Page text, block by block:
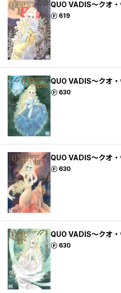
QUO VADIS～クオ
619
ポイント
QUO VADIS～クオ
630
ポイント
QUO VADIS～クオ
630
ポイント
QUO VADIS～クオ
630
ポイント